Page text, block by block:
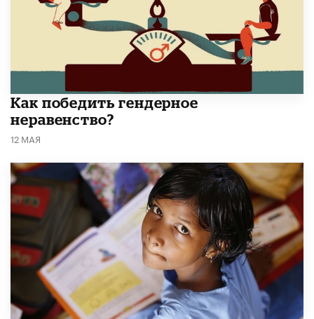
Как победить гендерное
неравенство?
12 МАЯ